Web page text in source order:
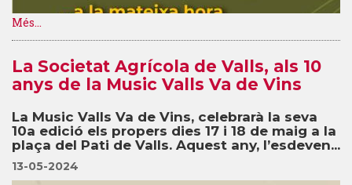
Més...
La Societat Agrícola de Valls, als 10
anys de la Music Valls Va de Vins
La Music Valls Va de Vins, celebrarà la seva
10a edició els propers dies 17 i 18 de maig a la
plaça del Pati de Valls. Aquest any, l’esdeven...
13-05-2024